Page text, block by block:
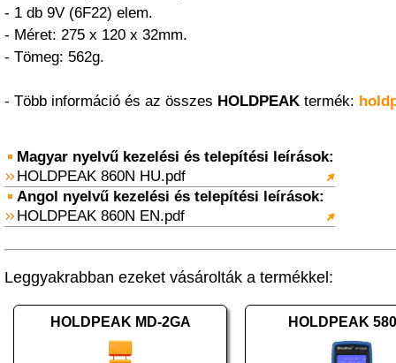
- 1 db 9V (6F22) elem.
- Méret: 275 x 120 x 32mm.
- Tömeg: 562g.
- Több információ és az összes HOLDPEAK termék:
Magyar nyelvű kezelési és telepítési leírások:
HOLDPEAK 860N HU.pdf
Angol nyelvű kezelési és telepítési leírások:
HOLDPEAK 860N EN.pdf
Leggyakrabban ezeket vásárolták a termékkel:
HOLDPEAK MD-2GA HOLDPEAK